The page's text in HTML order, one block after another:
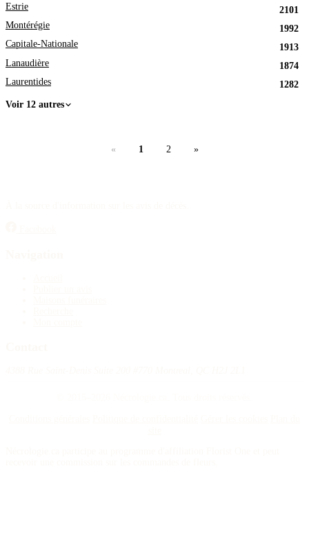
Estrie
2101
Montérégie
1992
Capitale-Nationale
1913
Lanaudière
1874
Laurentides
1282
Voir 12 autres
« 1 2 »